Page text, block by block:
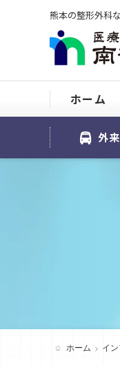
ホーム
外
ホーム イ